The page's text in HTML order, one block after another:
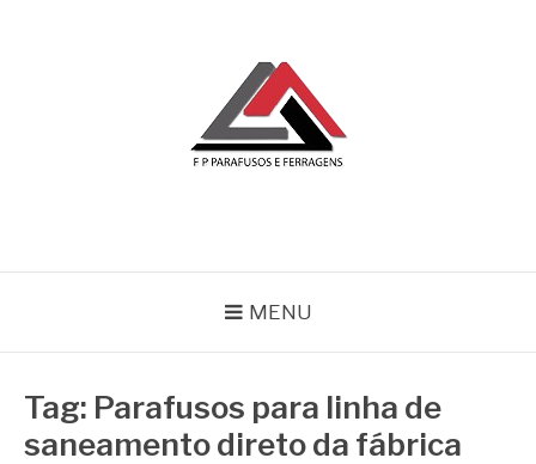
MENU
Tag: Parafusos para linha de
saneamento direto da fábrica